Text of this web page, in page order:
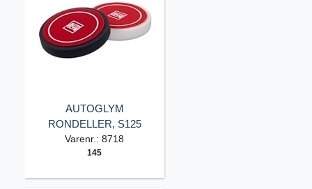
AUTOGLYM
RONDELLER, S125
Varenr.: 8718
145